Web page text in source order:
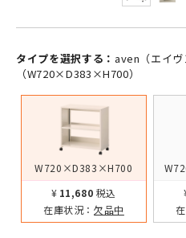
タイプを選択する： aven（エイ
（W720×D383×H700）
W720×D383×H700
¥11,680 税込
在庫状況：欠品中